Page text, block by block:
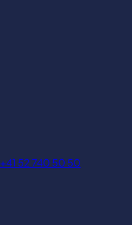
Telefonnummer:
+41 52 740 50 50